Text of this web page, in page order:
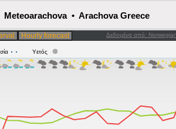
Meteoarachova • Arachova Greece